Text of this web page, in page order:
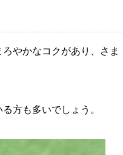
やかなコクがあり、さま
方も多いでしょう。